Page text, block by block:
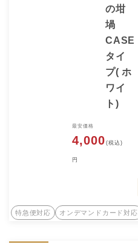
の坩
堝
CASE
タイ
プ( ホ
ワイ
ト)
最安価格
4,000 (税込)
円
特急便対応 オンデマンドカード対応